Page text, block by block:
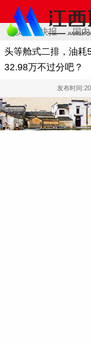
首页 快报 国内
头等舱式二排，油
32.98万不过分吧？
发布时间: